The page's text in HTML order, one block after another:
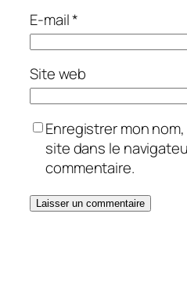
E-mail*
Site web
Enregistrer mon
site dans le
commentaire.